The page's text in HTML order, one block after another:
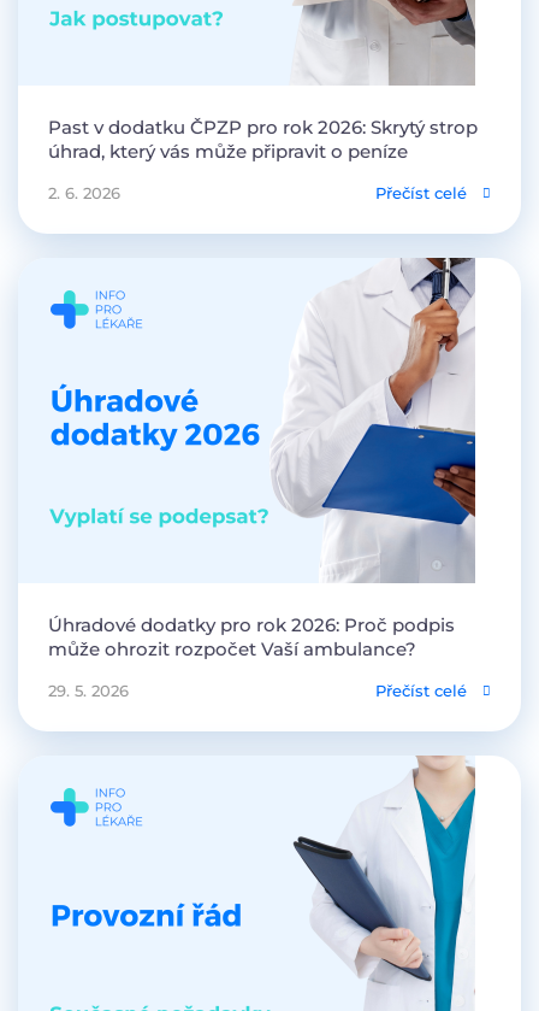
Past v dodatku ČPZP pro rok 2026: Skrytý strop
úhrad, který vás může připravit o peníze
2. 6. 2026 Přečíst celé
Úhradové dodatky pro rok 2026: Proč podpis
může ohrozit rozpočet Vaší ambulance?
29. 5. 2026 Přečíst celé